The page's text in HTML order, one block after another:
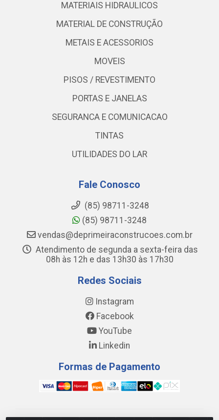
MATERIAIS HIDRAULICOS
MATERIAL DE CONSTRUÇÃO
METAIS E ACESSORIOS
MOVEIS
PISOS / REVESTIMENTO
PORTAS E JANELAS
SEGURANCA E COMUNICACAO
TINTAS
UTILIDADES DO LAR
Fale Conosco
(85) 98711-3248
(85) 98711-3248
vendas@deprimeiraconstrucoes.com.br
Atendimento de segunda a sexta-feira das
08h às 12h e das 13h30 às 17h30
Redes Sociais
Instagram
Facebook
YouTube
Linkedin
Formas de Pagamento